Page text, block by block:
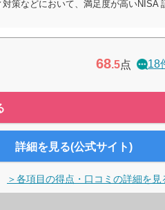
策などにおいて、満足度が高いNISA
68.5点 18
詳細を見る(公式サイト)
＞各項目の得点・口コミの詳細を見